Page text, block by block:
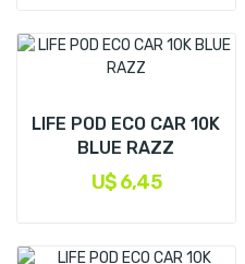
LIFE POD ECO CAR 10K
BLUE RAZZ
U$ 6,45